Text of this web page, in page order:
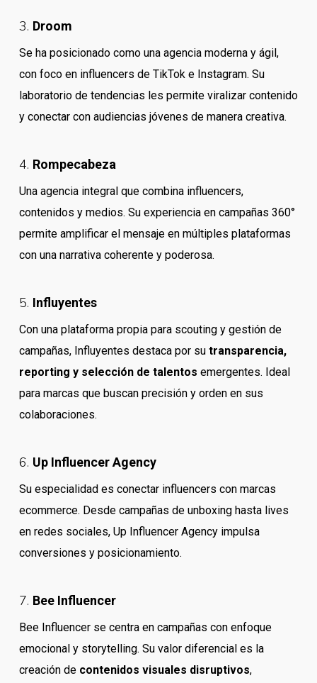
3. Droom
Se ha posicionado como una agencia moderna y ágil,
con foco en influencers de TikTok e Instagram. Su
laboratorio de tendencias les permite viralizar contenido
y conectar con audiencias jóvenes de manera creativa.
4. Rompecabeza
Una agencia integral que combina influencers,
contenidos y medios. Su experiencia en campañas 360°
permite amplificar el mensaje en múltiples plataformas
con una narrativa coherente y poderosa.
5. Influyentes
Con una plataforma propia para scouting y gestión de
campañas, Influyentes destaca por su transparencia,
reporting y selección de talentos emergentes. Ideal
para marcas que buscan precisión y orden en sus
colaboraciones.
6. Up Influencer Agency
Su especialidad es conectar influencers con marcas
ecommerce. Desde campañas de unboxing hasta lives
en redes sociales, Up Influencer Agency impulsa
conversiones y posicionamiento.
7. Bee Influencer
Bee Influencer se centra en campañas con enfoque
emocional y storytelling. Su valor diferencial es la
creación de contenidos visuales disruptivos,